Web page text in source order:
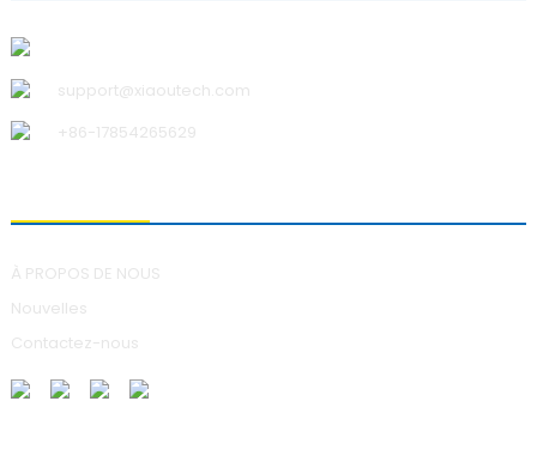
support@xiaoutech.com
+86-17854265629
À PROPOS DE NOUS
Nouvelles
Contactez-nous